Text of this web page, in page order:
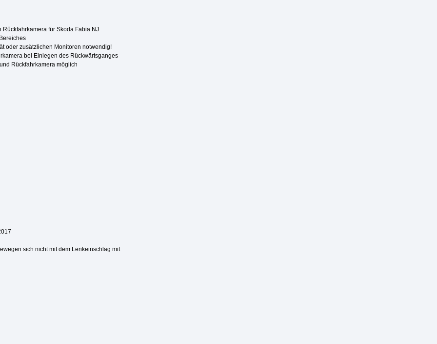
für Skoda Fabia NJ
oder zusätzlichen Monitoren notwendig!
bei Einlegen des Rückwärtsganges
Rückfahrkamera möglich
sich nicht mit dem Lenkeinschlag mit